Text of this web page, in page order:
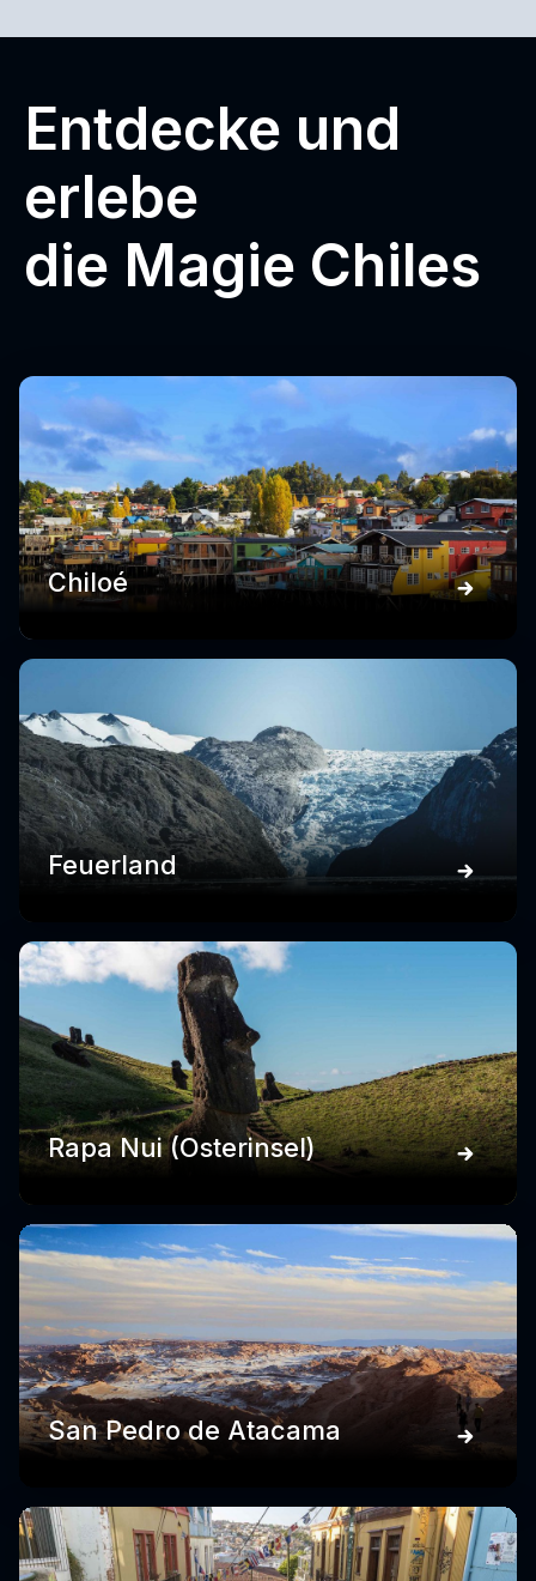
Entdecke und
erlebe
die Magie Chiles
Chiloé
Feuerland
Rapa Nui (Osterinsel)
San Pedro de Atacama